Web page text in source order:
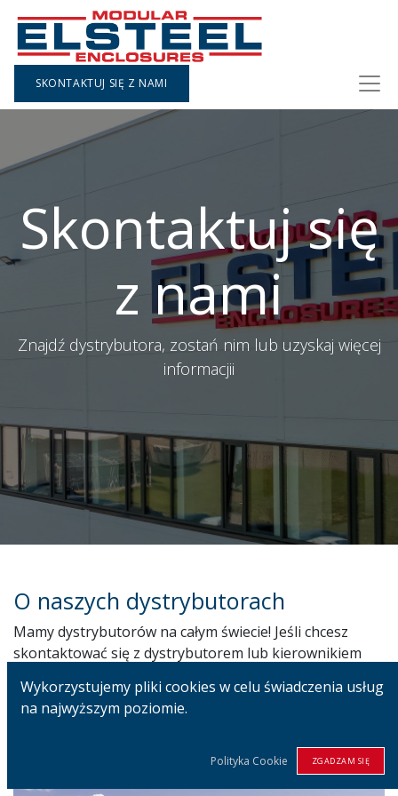
SKONTAKTUJ SIĘ Z NAMI
Skontaktuj się
z nami
Znajdź dystrybutora, zostań nim lub uzyskaj więcej
informacjii
O naszych dystrybutorach
Mamy dystrybutorów na całym świecie! Jeśli chcesz
skontaktować się z dystrybutorem lub kierownikiem
formularz.
Wykorzystujemy pliki cookies w celu świadczenia usług
na najwyższym poziomie.
Polityka Cookie ZGADZAM SIĘ